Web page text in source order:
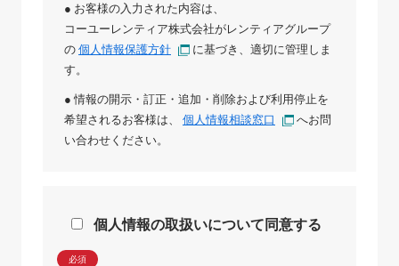
● お客様の入力された内容は、
コーユーレンティア株式会社がレンティアグループ
の 個人情報保護方針
に基づき、適切に管理しま
す。
● 情報の開示・訂正・追加・削除および利用停止を
希望されるお客様は、 個人情報相談窓口
へお問
い合わせください。
個人情報の取扱いについて同意する
必須